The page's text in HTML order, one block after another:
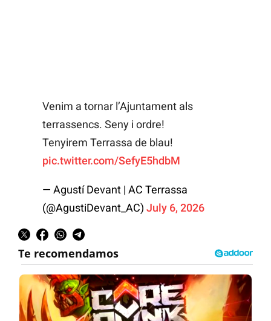
Venim a tornar l’Ajuntament als
terrassencs. Seny i ordre!
Tenyirem Terrassa de blau!
pic.twitter.com/SefyE5hdbM
— Agustí Devant | AC Terrassa
(@AgustiDevant_AC) July 6, 2026